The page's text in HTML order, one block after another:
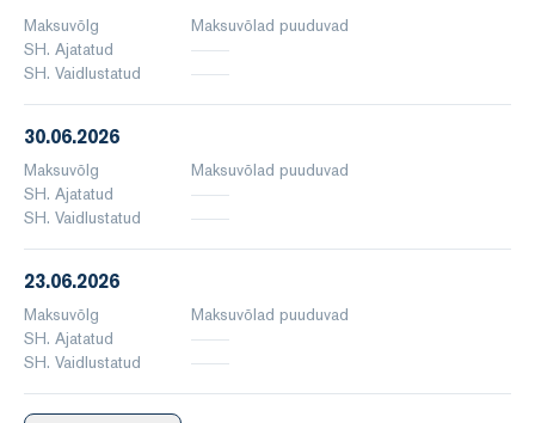
Maksuvõlg
Maksuvõlad puuduvad
SH. Ajatatud
SH. Vaidlustatud
30.06.2026
Maksuvõlg
Maksuvõlad puuduvad
SH. Ajatatud
SH. Vaidlustatud
23.06.2026
Maksuvõlg
Maksuvõlad puuduvad
SH. Ajatatud
SH. Vaidlustatud